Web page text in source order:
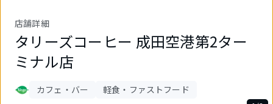
店舗詳細
タリーズコーヒー 成田空港第2ター
ミナル店
カフェ・バー 軽食・ファストフード